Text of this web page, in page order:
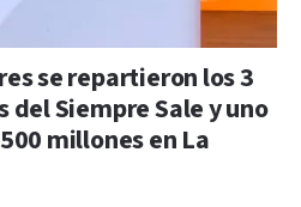
se repartieron los 3
Siempre Sale y uno
millones en La